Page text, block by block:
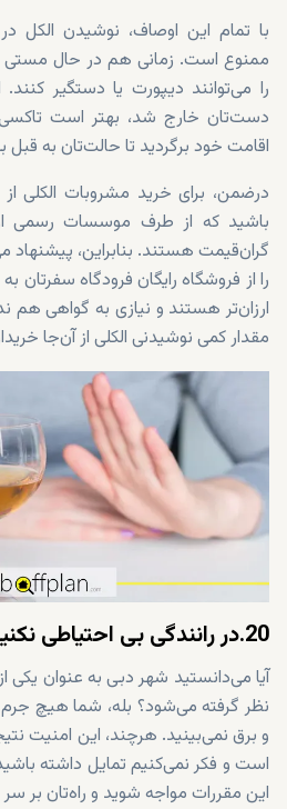
با تمام این اوصاف، نوشیدن الکل
ممنوع است. زمانی هم در حال مستی
را می‌توانند دیپورت یا دستگیر
دست‌تان خارج شد، بهتر است
اقامت خود برگردید تا حالت‌تان به قبل
درضمن، برای خرید مشروبات الکلی
باشید که از طرف موسسات رسمی
گران‌قیمت هستند. بنابراین،
را از فروشگاه رایگان فرودگاه سفرتان
ارزان‌تر هستند و نیازی به گواهی هم
مقدار کمی نوشیدنی الکلی از آن‌جا
20.در رانندگی بی احتیاطی نکنید
آیا می‌دانستید شهر دبی به عنوان
نظر گرفته می‌شود؟ بله، شما هیچ
و برق نمی‌بینید. هرچند، این امنیت
است و فکر نمی‌کنیم تمایل داشته
این مقررات مواجه شوید و راه‌تان بر